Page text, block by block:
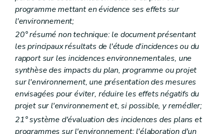
Art. D 169
Art. D 169
Titre VII Fonds pour la Protection de l'Environnement – Décret du 5 juin 2008, art. 2)
Art. D 170
Titre VIII Coordination de la politique criminelle environnementale – Décret du 5 juin 2008, art. 2)
Art. D 171
Section PARTIE REGLEMENTAIRE
Partie première Principes du droit de l'environnement et définitions générales
Titre premier Principes
Titre II Définitions
Art. R1
Art. R 2
Partie II Instance consultative
Art. R 3
programme mettant en évidence ses effets sur
l'environnement;
20° résumé non technique: le document présentant
les principaux résultats de l'étude d'incidences ou du
rapport sur les incidences environnementales, une
synthèse des impacts du plan, programme ou projet
sur l'environnement, une présentation des mesures
envisagées pour éviter, réduire les effets négatifs du
projet sur l'environnement et, si possible, y remédIer;
21° système d'évaluation des incidences des plans et
programmes sur l'environnement: l'élaboration d'un